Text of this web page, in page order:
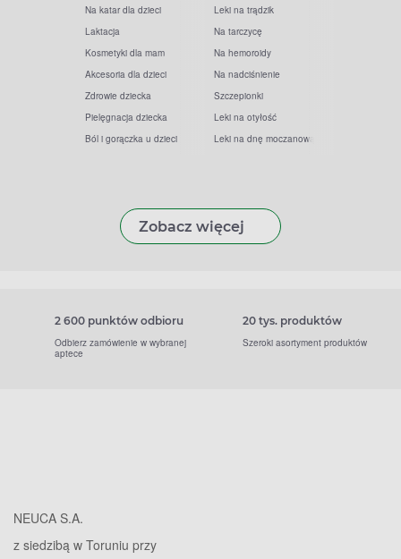
Na katar dla dzieci
Laktacja
Kosmetyki dla mam
Akcesoria dla dzieci
Zdrowie dziecka
Pielęgnacja dziecka
Ból i gorączka u dzieci
Leki na trądzik
Na tarczycę
Na hemoroidy
Na nadciśnienie
Szczepionki
Leki na otyłość
Leki na dnę moczanową
Zobacz więcej
2 600 punktów odbioru
Odbierz zamówienie w wybranej
aptece
20 tys. produktów
Szeroki asortyment produktów
NEUCA S.A.
z siedzibą w Toruniu przy